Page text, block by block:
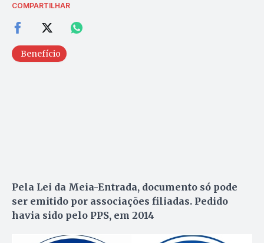
COMPARTILHAR
Benefício
Pela Lei da Meia-Entrada, documento só pode
ser emitido por associações filiadas. Pedido
havia sido pelo PPS, em 2014